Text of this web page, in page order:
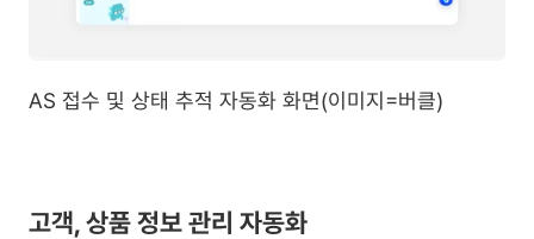
AS 접수 및 상태 추적 자동화 화면(이미지=버클)
고객, 상품 정보 관리 자동화